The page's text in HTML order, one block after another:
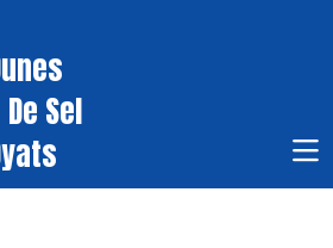
Sel